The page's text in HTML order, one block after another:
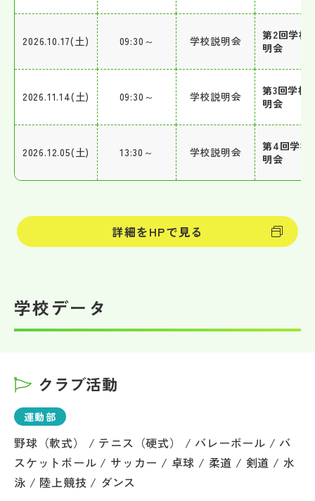
2026.10.17(土) 09:30～ 学校説明会
第2回学校
明会
2026.11.14(土) 09:30～ 学校説明会
第3回学校
明会
2026.12.05(土) 13:30～ 学校説明会
第4回学校
明会
詳細をHPで見る
学校データ
クラブ活動
運動部
野球（軟式） / テニス（硬式） / バレーボール / バ
スケットボール / サッカー / 卓球 / 柔道 / 剣道 / 水
泳 / 陸上競技 / ダンス